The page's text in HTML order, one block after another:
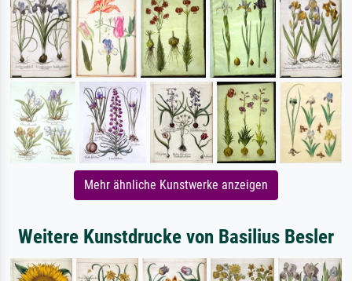
Mehr ähnliche Kunstwerke anzeigen
Weitere Kunstdrucke von Basilius Besler